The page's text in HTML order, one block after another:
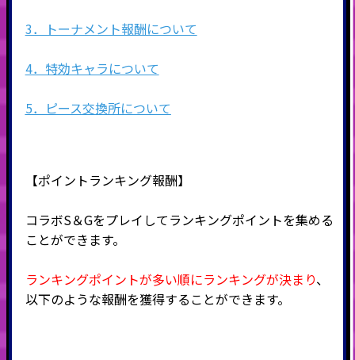
3．トーナメント報酬について
4．特効キャラについて
5．ピース交換所について
【ポイントランキング報酬】
コラボS＆Gをプレイしてランキングポイントを集める
ことができます。
ランキングポイントが多い順にランキングが決まり、
以下のような報酬を獲得することができます。